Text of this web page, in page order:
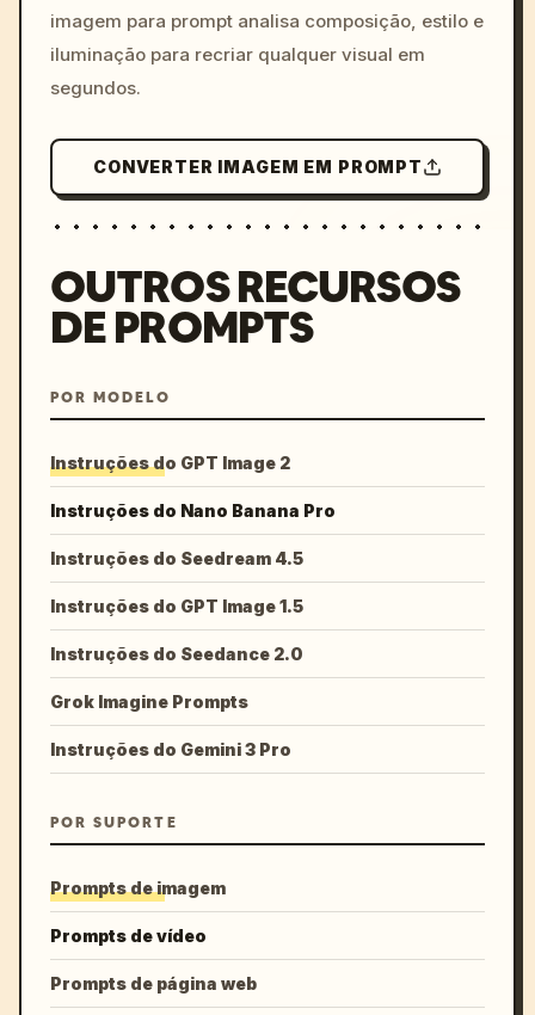
imagem para prompt analisa composição, estilo e
iluminação para recriar qualquer visual em
segundos.
CONVERTER IMAGEM EM PROMPT
OUTROS RECURSOS
DE PROMPTS
POR MODELO
Instruções do GPT Image 2
Instruções do Nano Banana Pro
Instruções do Seedream 4.5
Instruções do GPT Image 1.5
Instruções do Seedance 2.0
Grok Imagine Prompts
Instruções do Gemini 3 Pro
POR SUPORTE
Prompts de imagem
Prompts de vídeo
Prompts de página web